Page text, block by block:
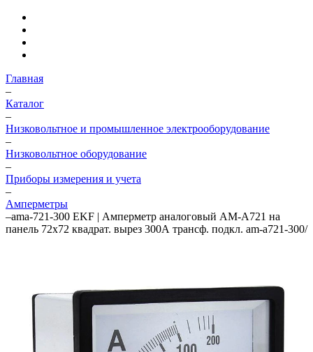
Главная
–
Каталог
–
Низковольтное и промышленное электрооборудование
–
Низковольтное оборудование
–
Приборы измерения и учета
–
Амперметры
–ama-721-300 EKF | Амперметр аналоговый AM-A721 на
панель 72х72 квадрат. вырез 300А трансф. подкл. am-a721-300/